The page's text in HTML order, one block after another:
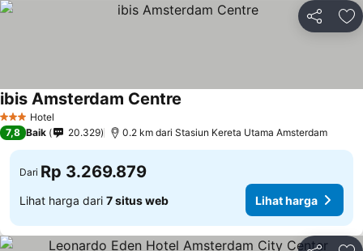
Bagikan
3 BintangHotel
ibis Amsterdam Centre
7,8 Baik 20.329 0.2 km dari Stasiun Kereta Utama Amsterdam
Dari Rp 3.269.879
Lihat harga dari 7 situs web Lihat harga